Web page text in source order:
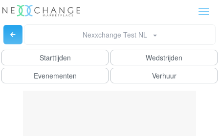
Nexxchange Test NL
Starttijden
Wedstrijden
Evenementen
Verhuur